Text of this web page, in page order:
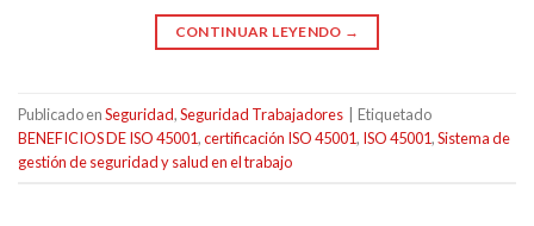
CONTINUAR LEYENDO →
Publicado enSeguridad,Seguridad Trabajadores
Etiquetado
BENEFICIOS DE ISO 45001,certificación ISO 45001, ISO 45001,Sistema de
gestión de seguridad y salud en el trabajo